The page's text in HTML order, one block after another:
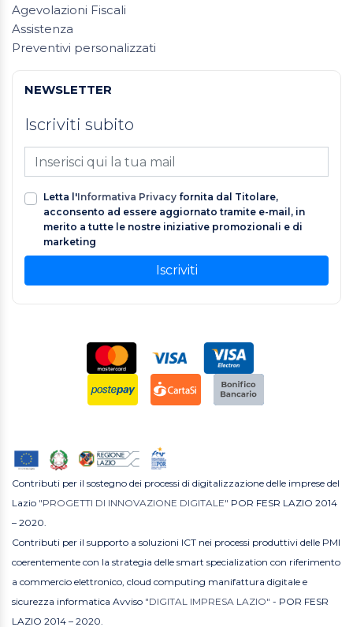
Agevolazioni Fiscali
Assistenza
Preventivi personalizzati
NEWSLETTER
Iscriviti subito
Letta l'Informativa Privacy fornita dal Titolare,
acconsento ad essere aggiornato tramite e-mail, in
merito a tutte le nostre iniziative promozionali e di
marketing
Iscriviti
Contributi per il sostegno dei processi di digitalizzazione delle imprese del
Lazio "PROGETTI DI INNOVAZIONE DIGITALE" POR FESR LAZIO 2014
– 2020.
Contributi per il supporto a soluzioni ICT nei processi produttivi delle PMI
coerentemente con la strategia delle smart specialization con riferimento
a commercio elettronico, cloud computing manifattura digitale e
sicurezza informatica Avviso "DIGITAL IMPRESA LAZIO" - POR FESR
LAZIO 2014 – 2020.